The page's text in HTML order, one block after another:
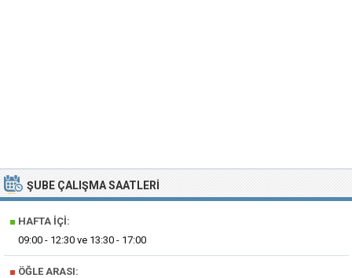
ŞUBE ÇALIŞMA SAATLERI
■ HAFTA İÇI:
09:00 - 12:30 ve 13:30 - 17:00
■ ÖĞLE ARASI: